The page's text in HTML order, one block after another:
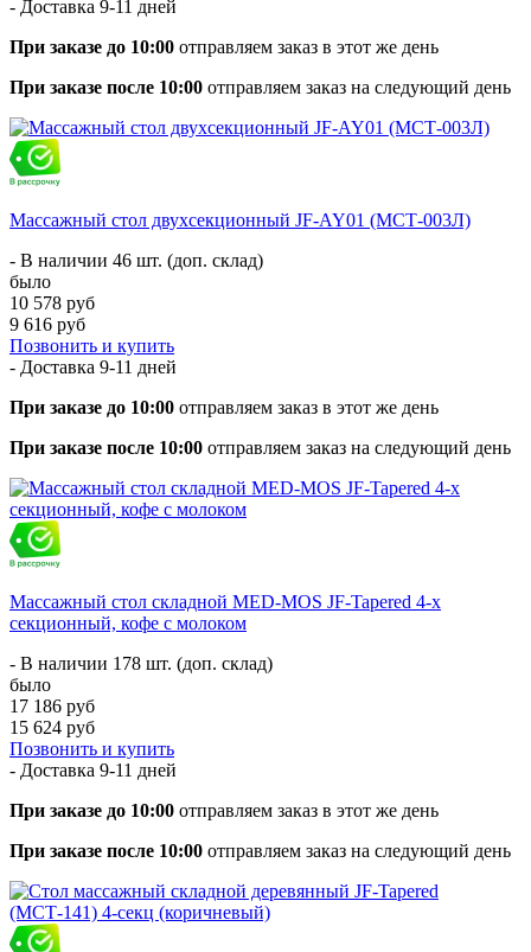
- Доставка 9-11 дней
При заказе до 10:00 отправляем заказ в этот же день
При заказе после 10:00 отправляем заказ на следующий день
Массажный стол двухсекционный JF-AY01 (МСТ-003Л)
- В наличии 46 шт. (доп. склад)
было
10 578 руб
9 616 руб
Позвонить и купить
- Доставка 9-11 дней
При заказе до 10:00 отправляем заказ в этот же день
При заказе после 10:00 отправляем заказ на следующий день
Массажный стол складной MED-MOS JF-Tapered 4-х
секционный, кофе с молоком
- В наличии 178 шт. (доп. склад)
было
17 186 руб
15 624 руб
Позвонить и купить
- Доставка 9-11 дней
При заказе до 10:00 отправляем заказ в этот же день
При заказе после 10:00 отправляем заказ на следующий день